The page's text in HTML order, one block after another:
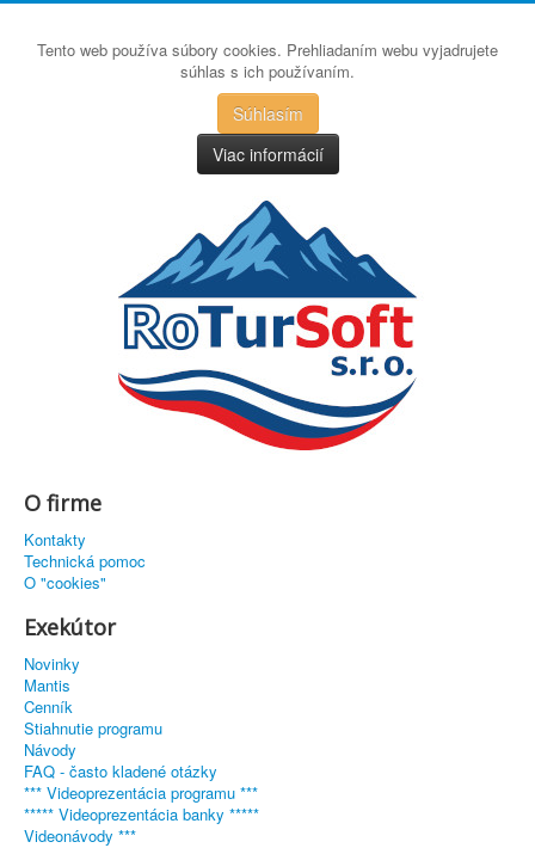
Tento web používa súbory cookies. Prehliadaním webu vyjadrujete
súhlas s ich používaním.
Súhlasím
Viac informácií
O firme
Kontakty
Technická pomoc
O "cookies"
Exekútor
Novinky
Mantis
Cenník
Stiahnutie programu
Návody
FAQ - často kladené otázky
*** Videoprezentácia programu ***
***** Videoprezentácia banky *****
Videonávody ***